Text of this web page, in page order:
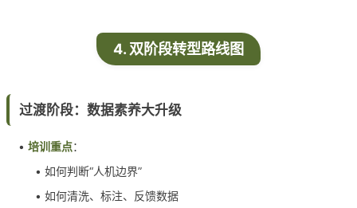
4. 双阶段转型路线图
过渡阶段：数据素养大升级
• 培训重点：
• 如何判断“人机边界”
• 如何清洗、标注、反馈数据